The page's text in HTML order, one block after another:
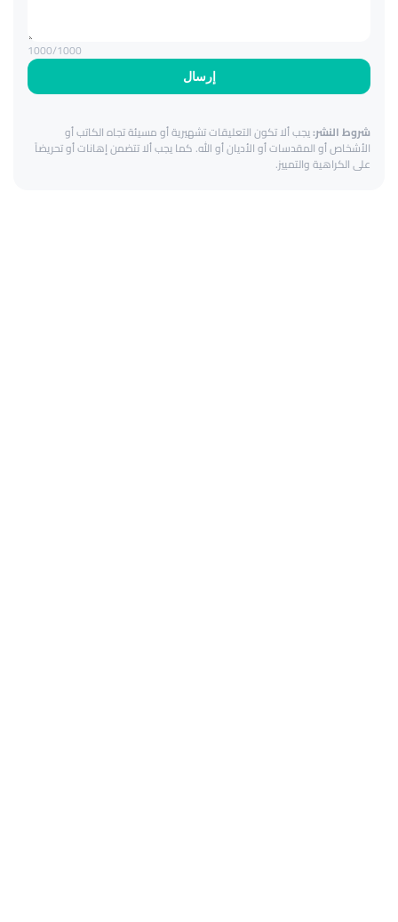
إرسال
1000/1000
شروط النشر:يجب ألا تكون التعليقات تشهيرية أو مسيئة تجاه الكاتب أو
الأشخاص أو المقدسات أو الأديان أو الله. كما يجب ألا تتضمن إهانات أو تحريضاً
على الكراهية والتمييز.